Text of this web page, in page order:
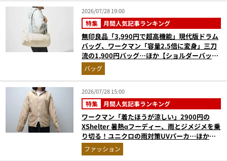
2026/07/28 19:00
特集 月間人気記事ランキング
無印良品「3,990円で超高機能」現代版ドラム
バッグ、ワークマン「容量2.5倍に変身」三刀
流の1,900円バッグ…ほか【ショルダーバッグ
の人気記事ランキングベスト3】（2026年6月
版）
バッグ
2026/07/28 15:00
特集 月間人気記事ランキング
ワークマン「着たほうが涼しい」2900円の
XShelter 暑熱αフーディー、雨とジメジメを乗
り切る！ユニクロの雨対策UVパーカ…ほか
【アウターの人気記事ランキングベスト3】
（2026年6月版）
ファッション